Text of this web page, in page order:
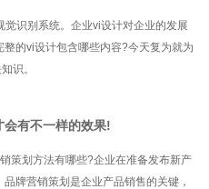
识别系统。企业vi设计对企业的发展
的vi设计包含哪些内容?今天复为就为
识。
有不一样的效果!
策划方法有哪些?企业在准备发布新产
牌营销策划是企业产品销售的关键，